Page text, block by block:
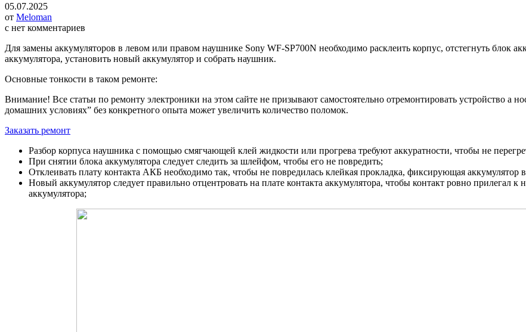
05.07.2025
от Meloman
с нет комментариев
Для замены аккумуляторов в левом или правом наушнике Sony WF-SP700N необходимо расклеить корпус, отстегнуть блок
аккумулятора, установить новый аккумулятор и собрать наушник.
Основные тонкости в таком ремонте:
Внимание! Все статьи по ремонту электроники на этом сайте не призывают самостоятельно отремонтировать устройство а
домашних условиях” без конкретного опыта может увеличить количество поломок.
Заказать ремонт
Разбор корпуса наушника с помощью смягчающей клей жидкости или прогрева требуют аккуратности, чтобы не
При снятии блока аккумулятора следует следить за шлейфом, чтобы его не повредить;
Отклеивать плату контакта АКБ необходимо так, чтобы не повредилась клейкая прокладка, фиксирующая
Новый аккумулятор следует правильно отцентровать на плате контакта аккумулятора, чтобы контакт ровно прилегал
аккумулятора;